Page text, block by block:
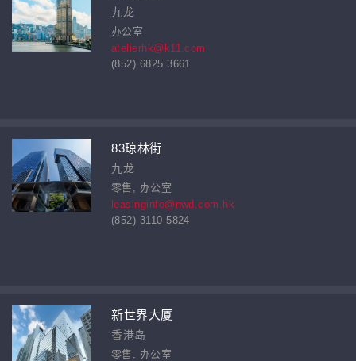
九龙
办公室
atelierhk@k11.com
(852) 6825 3661
83琼林街
九龙
零售, 办公室
leasinginfo@nwd.com.hk
(852) 3110 5824
新世界大厦
香港岛
零售, 办公室